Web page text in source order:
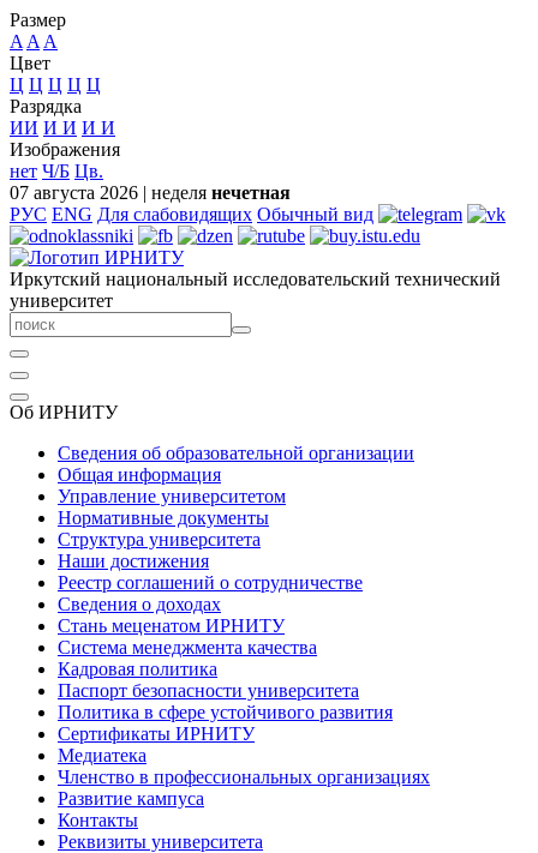
Размер
A A A
Цвет
Ц Ц Ц Ц Ц
Разрядка
ИИ И И И И
Изображения
нет Ч/Б Цв.
07 августа 2026 | неделя нечетная
РУС ENG Для слабовидящих Обычный вид
Иркутский национальный исследовательский технический
университет
Об ИРНИТУ
Сведения об образовательной организации
Общая информация
Управление университетом
Нормативные документы
Структура университета
Наши достижения
Реестр соглашений о сотрудничестве
Сведения о доходах
Стань меценатом ИРНИТУ
Система менеджмента качества
Кадровая политика
Паспорт безопасности университета
Политика в сфере устойчивого развития
Сертификаты ИРНИТУ
Медиатека
Членство в профессиональных организациях
Развитие кампуса
Контакты
Реквизиты университета